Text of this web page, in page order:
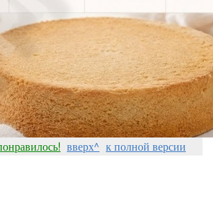
вверх^ к полной версии